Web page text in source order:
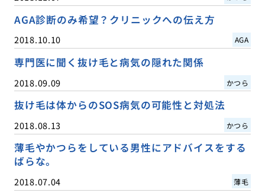
AGA診断のみ希望？クリニックへの伝え方
2018.10.10 AGA
専門医に聞く抜け毛と病気の隠れた関係
2018.09.09 かつら
抜け毛は体からのSOS病気の可能性と対処法
2018.08.13 かつら
薄毛やかつらをしている男性にアドバイスをする
ばらな。
2018.07.04 薄毛